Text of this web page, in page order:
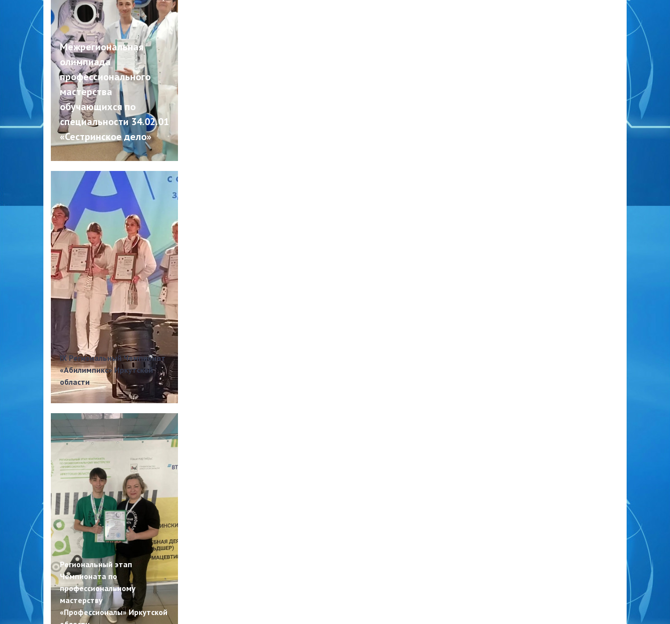
Межрегиональная
олимпиада
профессионального
мастерства
обучающихся по
специальности 34.02.01
«Сестринское дело»
IX Региональный Чемпионат
«Абилимпикс» Иркутской
области
Региональный этап
Чемпионата по
профессиональному
мастерству
«Профессионалы» Иркутской